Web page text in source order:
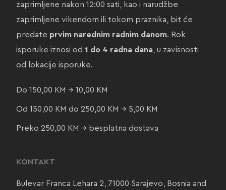
zaprimljene nakon 12:00 sati, kao i narudžbe
zaprimljene vikendom ili tokom praznika, bit će
predate prvim narednim radnim danom. Rok
isporuke iznosi od 1 do 4 radna dana, u zavisnosti
od lokacije isporuke.
Do 150,00 KM → 10,00 KM
Od 150,00 KM do 250,00 KM → 5,00 KM
Preko 250,00 KM → besplatna dostava
KONTAKT
Bulevar Franca Lehara 2, 71000 Sarajevo, Bosnia and